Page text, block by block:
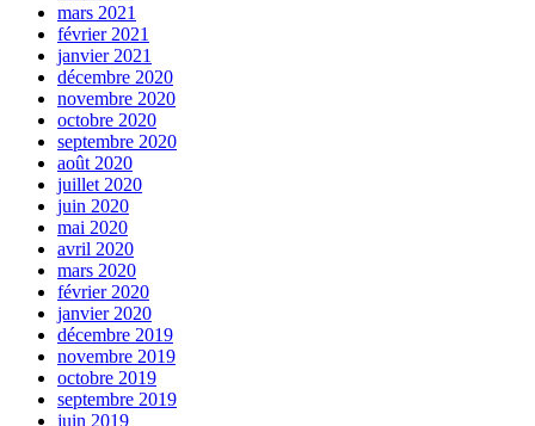
mars 2021
février 2021
janvier 2021
décembre 2020
novembre 2020
octobre 2020
septembre 2020
août 2020
juillet 2020
juin 2020
mai 2020
avril 2020
mars 2020
février 2020
janvier 2020
décembre 2019
novembre 2019
octobre 2019
septembre 2019
juin 2019